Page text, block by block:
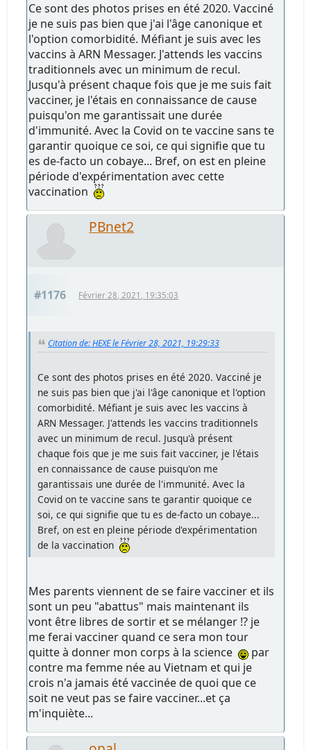
Ce sont des photos prises en été 2020. Vacciné
je ne suis pas bien que j'ai l'âge canonique et
l'option comorbidité. Méfiant je suis avec les
vaccins à ARN Messager. J'attends les vaccins
traditionnels avec un minimum de recul.
Jusqu'à présent chaque fois que je me suis fait
vacciner, je l'étais en connaissance de cause
puisqu'on me garantissait une durée
d'immunité. Avec la Covid on te vaccine sans te
garantir quoique ce soi, ce qui signifie que tu
es de-facto un cobaye... Bref, on est en pleine
période d'expérimentation avec cette
vaccination
PBnet2
#1176 Février 28, 2021, 19:35:03
Citation de: HEXE le Février 28, 2021, 19:29:33
Ce sont des photos prises en été 2020. Vacciné je
ne suis pas bien que j'ai l'âge canonique et l'option
comorbidité. Méfiant je suis avec les vaccins à
ARN Messager. J'attends les vaccins traditionnels
avec un minimum de recul. Jusqu'à présent
chaque fois que je me suis fait vacciner, je l'étais
en connaissance de cause puisqu'on me
garantissais une durée de l'immunité. Avec la
Covid on te vaccine sans te garantir quoique ce
soi, ce qui signifie que tu es de-facto un cobaye...
Bref, on est en pleine période d'expérimentation
de la vaccination
Mes parents viennent de se faire vacciner et ils
sont un peu "abattus" mais maintenant ils
vont être libres de sortir et se mélanger !? je
me ferai vacciner quand ce sera mon tour
quitte à donner mon corps à la science
par
contre ma femme née au Vietnam et qui je
crois n'a jamais été vaccinée de quoi que ce
soit ne veut pas se faire vacciner...et ça
m'inquiète...